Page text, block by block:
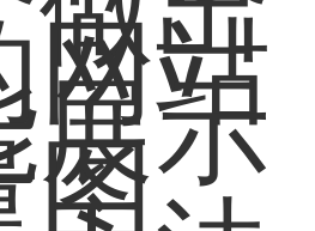
网站
展示
图